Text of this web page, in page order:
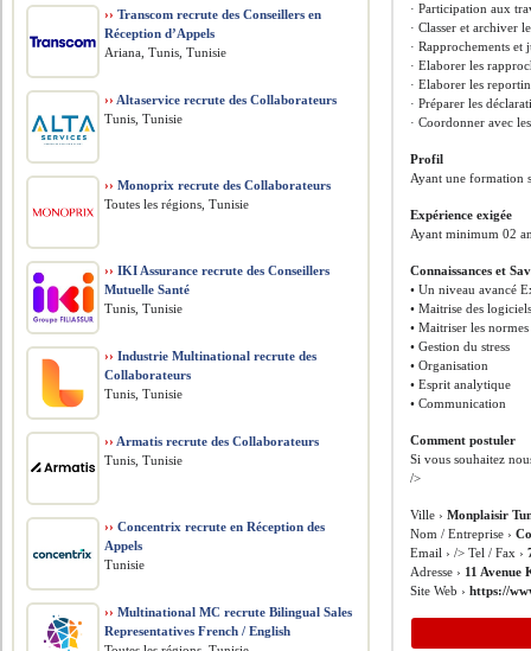
· Participation aux
· Classer et archiver
· Rapprochements et
· Elaborer les
· Elaborer les
· Préparer les
· Coordonner avec
Profil
Ayant une formation
Expérience exigée
Ayant minimum 02
Connaissances et
• Un niveau avancé
• Maitrise des
• Maitriser les
• Gestion du stress
• Organisation
• Esprit analytique
• Communication
Comment postuler
Si vous souhaitez
/>
Ville ›Monplaisir
Nom / Entreprise ›
Email › /> Tel / Fax ›
Adresse › 11 Avenue
Site Web ›https://
›› Transcom recrute des Conseillers en
Réception d’Appels
Ariana, Tunis, Tunisie
›› Altaservice recrute des Collaborateurs
Tunis, Tunisie
›› Monoprix recrute des Collaborateurs
Toutes les régions, Tunisie
›› IKI Assurance recrute des Conseillers
Mutuelle Santé
Tunis, Tunisie
›› Industrie Multinational recrute des
Collaborateurs
Tunis, Tunisie
›› Armatis recrute des Collaborateurs
Tunis, Tunisie
›› Concentrix recrute en Réception des
Appels
Tunisie
›› Multinational MC recrute Bilingual Sales
Representatives French / English